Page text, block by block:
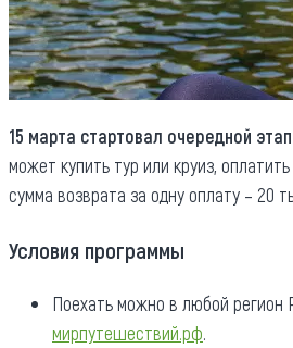
коррупции
15 марта стартовал очередной
может купить тур или круиз,
сумма возврата за одну оплату – 20
Условия программы
Поехать можно в любой регион
мирпутешествий.рф.